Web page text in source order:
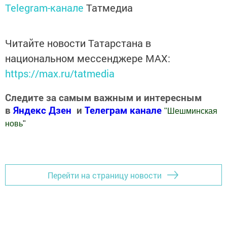
Telegram-канале Татмедиа
Читайте новости Татарстана в
национальном мессенджере MАХ:
https://max.ru/tatmedia
Следите за самым важным и интересным
в Яндекс Дзен и Телеграм канале "Шешминская
новь"
Перейти на страницу новости